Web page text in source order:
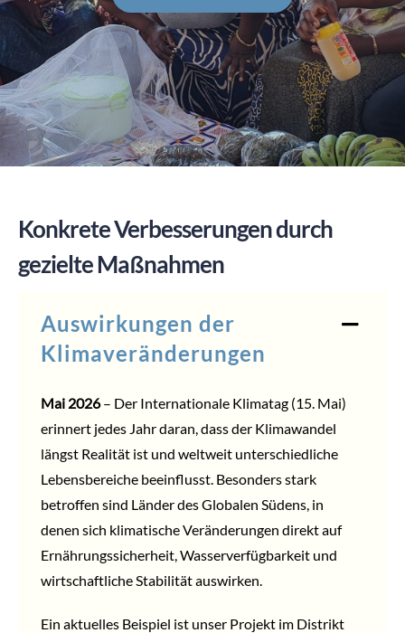
SPENDEN
Konkrete Verbesserungen durch
gezielte Maßnahmen
Auswirkungen der
Klimaveränderungen
Mai 2026– Der Internationale Klimatag (15. Mai)
erinnert jedes Jahr daran, dass der Klimawandel
längst Realität ist und weltweit unterschiedliche
Lebensbereiche beeinflusst. Besonders stark
betroffen sind Länder des Globalen Südens, in
denen sich klimatische Veränderungen direkt auf
Ernährungssicherheit, Wasserverfügbarkeit und
wirtschaftliche Stabilität auswirken.
Ein aktuelles Beispiel ist unser Projekt im Distrikt